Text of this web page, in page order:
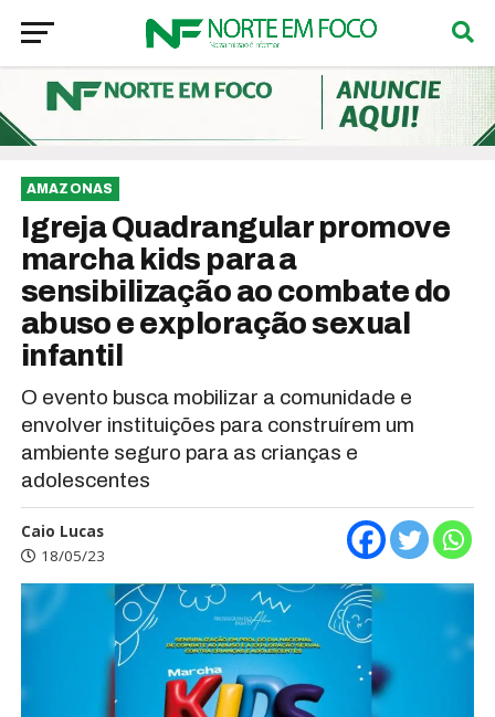
AMAZONAS
Igreja Quadrangular promove
marcha kids para a
sensibilização ao combate do
abuso e exploração sexual
infantil
O evento busca mobilizar a comunidade e
envolver instituições para construírem um
ambiente seguro para as crianças e
adolescentes
Caio Lucas
18/05/23